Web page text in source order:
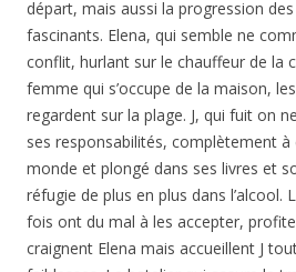
départ, mais aussi la progression
fascinants. Elena, qui semble ne
conflit, hurlant sur le chauffeur de la
femme qui s’occupe de la maison,
regardent sur la plage. J, qui fuit on
ses responsabilités, complètement
monde et plongé dans ses livres et
réfugie de plus en plus dans l’alcool.
fois ont du mal à les accepter,
craignent Elena mais accueillent J